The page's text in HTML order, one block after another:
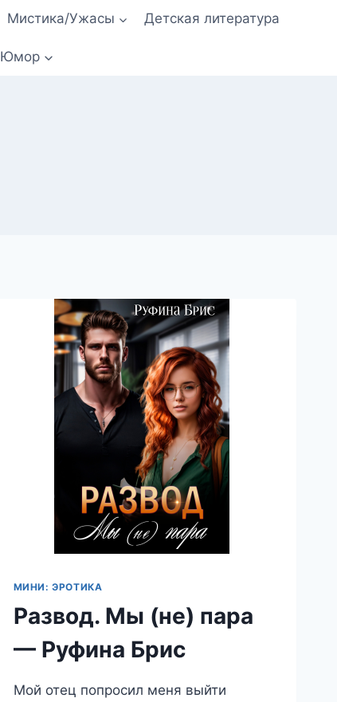
Мистика/Ужасы Детская литература
Юмор
МИНИ: ЭРОТИКА
Развод. Мы (не) пара
— Руфина Брис
Мой отец попросил меня выйти